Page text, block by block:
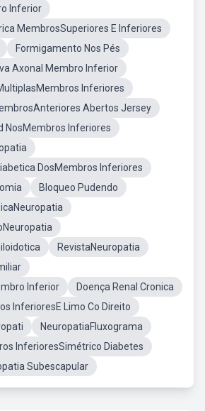
Inferior
MembrosSuperiores E Inferiores
Formigamento Nos Pés
Axonal Membro Inferior
Inferiores
Abertos Jersey
NosMembros Inferiores
DosMembros Inferiores
Bloqueo Pudendo
RevistaNeuropatia
Inferior
Doença Renal Cronica
InferioresE Limo Co Direito
NeuropatiaFluxograma
InferioresSimétrico Diabetes
Subescapular